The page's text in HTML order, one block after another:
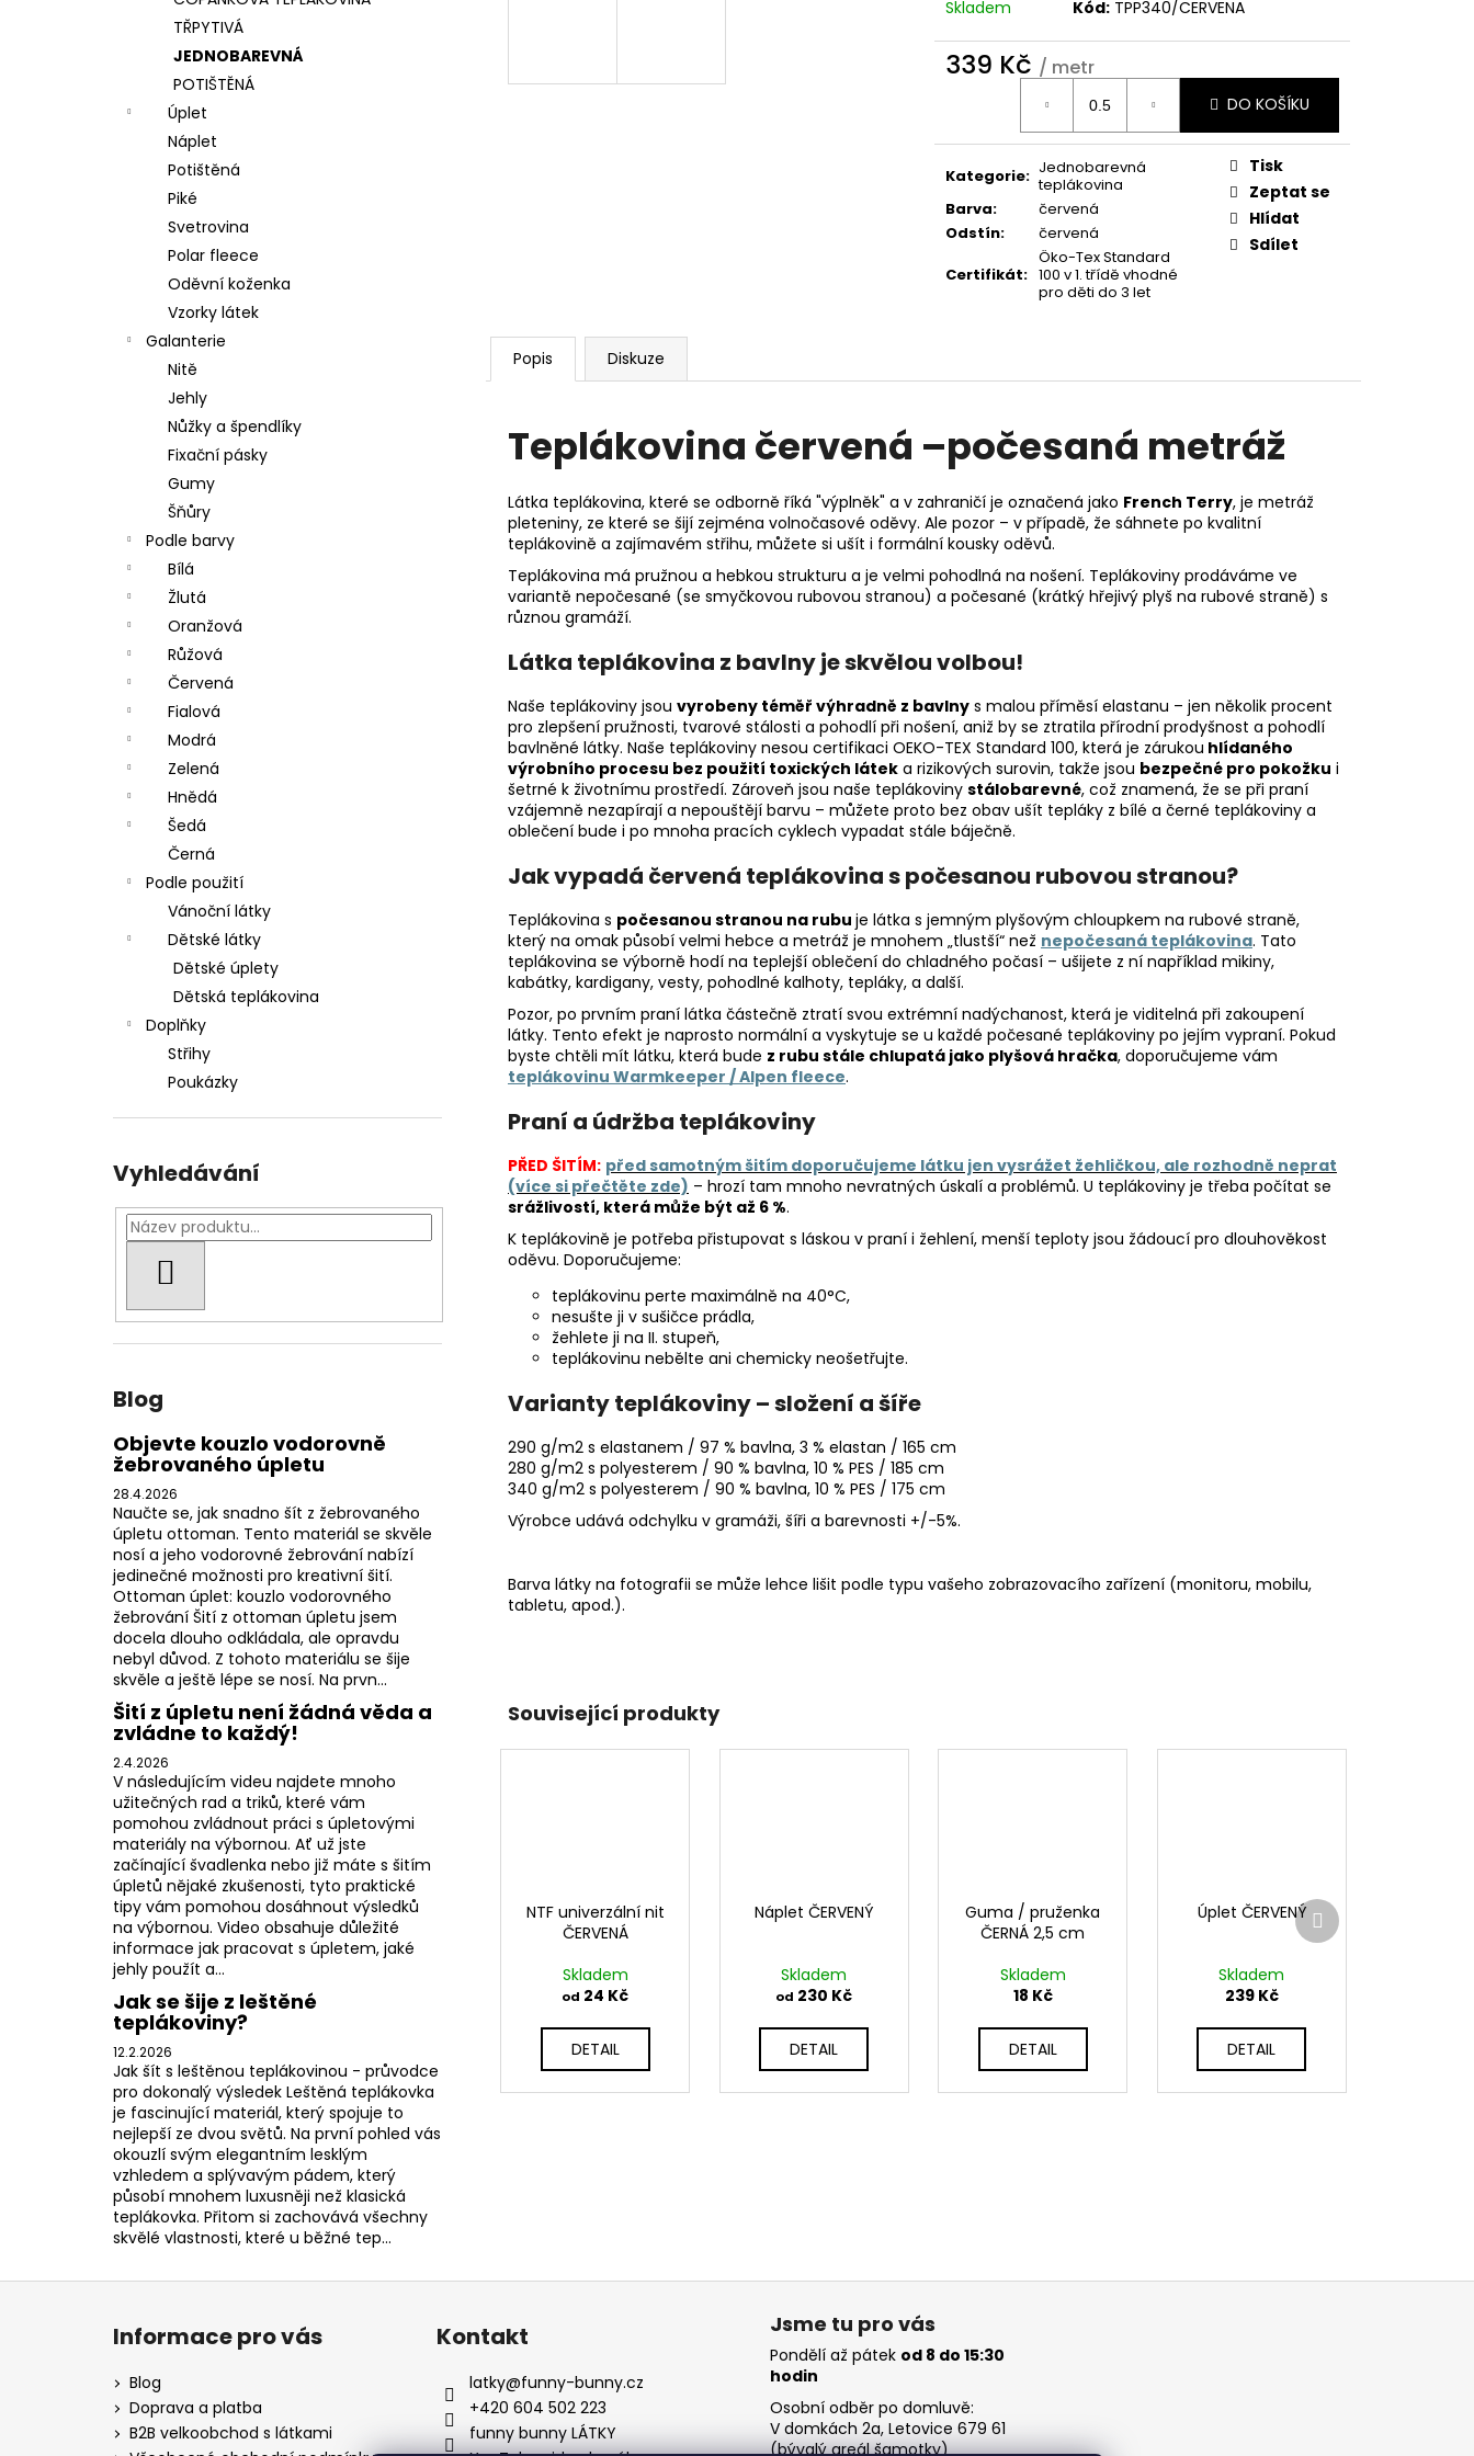
TŘPYTIVÁ
JEDNOBAREVNÁ
POTIŠTĚNÁ
Úplet
Náplet
Potištěná
Piké
Svetrovina
Polar fleece
Oděvní koženka
Vzorky látek
Galanterie
Nitě
Jehly
Nůžky a špendlíky
Fixační pásky
Gumy
Šňůry
Podle barvy
Bílá
Žlutá
Oranžová
Růžová
Červená
Fialová
Modrá
Zelená
Hnědá
Šedá
Černá
Podle použití
Vánoční látky
Dětské látky
Dětské úplety
Dětská teplákovina
Doplňky
Střihy
Poukázky
Vyhledávání
Blog
Objevte kouzlo vodorovně
žebrovaného úpletu
28.4.2026
Naučte se, jak snadno šít z žebrovaného
úpletu ottoman. Tento materiál se skvěle
nosí a jeho vodorovné žebrování nabízí
jedinečné možnosti pro kreativní šití.
Ottoman úplet: kouzlo vodorovného
žebrování Šití z ottoman úpletu jsem
docela dlouho odkládala, ale opravdu
nebyl důvod. Z tohoto materiálu se šije
skvěle a ještě lépe se nosí. Na prvn...
Šití z úpletu není žádná věda a
zvládne to každý!
2.4.2026
V následujícím videu najdete mnoho
užitečných rad a triků, které vám
pomohou zvládnout práci s úpletovými
materiály na výbornou. Ať už jste
začínající švadlenka nebo již máte s šitím
úpletů nějaké zkušenosti, tyto praktické
tipy vám pomohou dosáhnout výsledků
na výbornou. Video obsahuje důležité
informace jak pracovat s úpletem, jaké
jehly použít a...
Jak se šije z leštěné
teplákoviny?
12.2.2026
Jak šít s leštěnou teplákovinou - průvodce
pro dokonalý výsledek Leštěná teplákovka
je fascinující materiál, který spojuje to
nejlepší ze dvou světů. Na první pohled vás
okouzlí svým elegantním lesklým
vzhledem a splývavým pádem, který
působí mnohem luxusněji než klasická
teplákovka. Přitom si zachovává všechny
skvělé vlastnosti, které u běžné tep...
Skladem Kód: TPP340/CERVENA
339 Kč / metr
DO KOŠÍKU
Kategorie: Jednobarevná
teplákovina
Barva:
červená
Odstín:
červená
Certifikát:
Öko-Tex Standard
100 v 1. třídě vhodné
pro děti do 3 let
Tisk
Zeptat se
Hlídat
Sdílet
Popis Diskuze
Teplákovina červená –počesaná metráž
Látka teplákovina, které se odborně říká "výplněk" a v zahraničí je označená jako French Terry, je metráž
pleteniny, ze které se šijí zejména volnočasové oděvy. Ale pozor – v případě, že sáhnete po kvalitní
teplákovině a zajímavém střihu, můžete si ušít i formální kousky oděvů.
Teplákovina má pružnou a hebkou strukturu a je velmi pohodlná na nošení. Teplákoviny prodáváme ve
variantě nepočesané (se smyčkovou rubovou stranou) a počesané (krátký hřejivý plyš na rubové straně) s
různou gramáží.
Látka teplákovina z bavlny je skvělou volbou!
Naše teplákoviny jsou vyrobeny téměř výhradně z bavlny s malou příměsí elastanu – jen několik procent
pro zlepšení pružnosti, tvarové stálosti a pohodlí při nošení, aniž by se ztratila přírodní prodyšnost a pohodlí
bavlněné látky. Naše teplákoviny nesou certifikaci OEKO-TEX Standard 100, která je zárukou hlídaného
výrobního procesu bez použití toxických látek a rizikových surovin, takže jsou bezpečné pro pokožku i
šetrné k životnímu prostředí. Zároveň jsou naše teplákoviny stálobarevné, což znamená, že se při praní
vzájemně nezapírají a nepouštějí barvu – můžete proto bez obav ušít tepláky z bílé a černé teplákoviny a
oblečení bude i po mnoha pracích cyklech vypadat stále báječně.
Jak vypadá červená teplákovina s počesanou rubovou stranou?
Teplákovina s počesanou stranou na rubu je látka s jemným plyšovým chloupkem na rubové straně,
který na omak působí velmi hebce a metráž je mnohem „tlustší“ než nepočesaná teplákovina. Tato
teplákovina se výborně hodí na teplejší oblečení do chladného počasí – ušijete z ní například mikiny,
kabátky, kardigany, vesty, pohodlné kalhoty, tepláky, a další.
Pozor, po prvním praní látka částečně ztratí svou extrémní nadýchanost, která je viditelná při zakoupení
látky. Tento efekt je naprosto normální a vyskytuje se u každé počesané teplákoviny po jejím vypraní. Pokud
byste chtěli mít látku, která bude z rubu stále chlupatá jako plyšová hračka, doporučujeme vám
teplákovinu Warmkeeper / Alpen fleece.
Praní a údržba teplákoviny
PŘED ŠITÍM: před samotným šitím doporučujeme látku jen vysrážet žehličkou, ale rozhodně neprat
(více si přečtěte zde) – hrozí tam mnoho nevratných úskalí a problémů. U teplákoviny je třeba počítat se
srážlivostí, která může být až 6 %.
K teplákovině je potřeba přistupovat s láskou v praní i žehlení, menší teploty jsou žádoucí pro dlouhověkost
oděvu. Doporučujeme:
teplákovinu perte maximálně na 40°C,
nesušte ji v sušičce prádla,
žehlete ji na II. stupeň,
teplákovinu nebělte ani chemicky neošetřujte.
Varianty teplákoviny – složení a šíře
290 g/m2 s elastanem / 97 % bavlna, 3 % elastan / 165 cm
280 g/m2 s polyesterem / 90 % bavlna, 10 % PES / 185 cm
340 g/m2 s polyesterem / 90 % bavlna, 10 % PES / 175 cm
Výrobce udává odchylku v gramáži, šíři a barevnosti +/-5%.
Barva látky na fotografii se může lehce lišit podle typu vašeho zobrazovacího zařízení (monitoru, mobilu,
tabletu, apod.).
Související produkty
NTF univerzální nit
ČERVENÁ
Skladem
od 24 Kč
DETAIL
Náplet ČERVENÝ
Skladem
od 230 Kč
DETAIL
Guma / pruženka
ČERNÁ 2,5 cm
Skladem
18 Kč
DETAIL
Úplet ČERVENÝ
Skladem
239 Kč
DETAIL
Další
produkt
Informace pro vás
Blog
Doprava a platba
B2B velkoobchod s látkami
Kontakt
latky@funny-bunny.cz
+420 604 502 223
funny bunny LÁTKY
Jsme tu pro vás
Pondělí až pátek od 8 do 15:30
hodin
Osobní odběr po domluvě:
V domkách 2a, Letovice 679 61
(bývalý areál šamotky)